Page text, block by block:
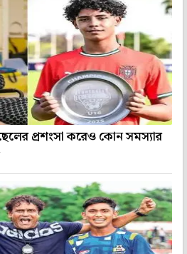
প্রশংসা করেও কোন সমস্যার